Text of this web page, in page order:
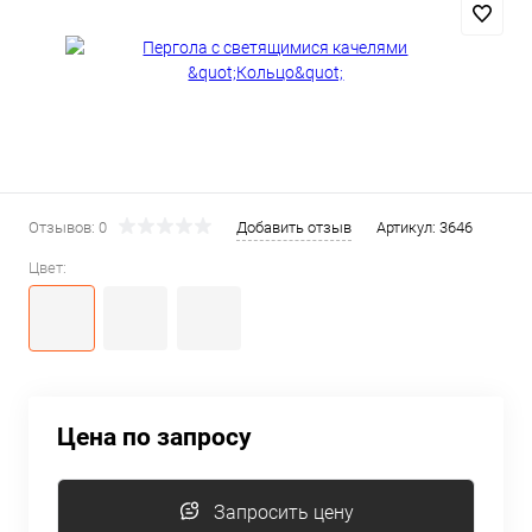
Отзывов: 0 Добавить отзыв Артикул: 3646
Цвет:
Цена по запросу
Запросить цену